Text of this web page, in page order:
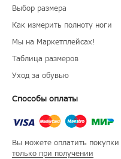
Выбор размера
Как измерить полноту ноги
Мы на Маркетплейсах!
Таблица размеров
Уход за обувью
Способы оплаты
Вы можете оплатить
только при получении